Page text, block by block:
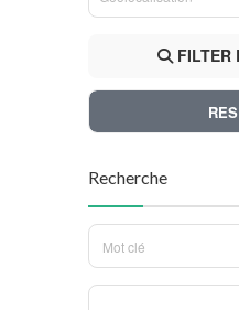
FILTER
Recherche